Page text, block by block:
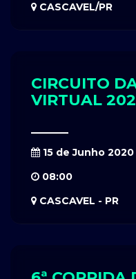
CASCAVEL/PR
CIRCUITO
VIRTUAL
15 de Junho 2020
08:00
CASCAVEL - PR